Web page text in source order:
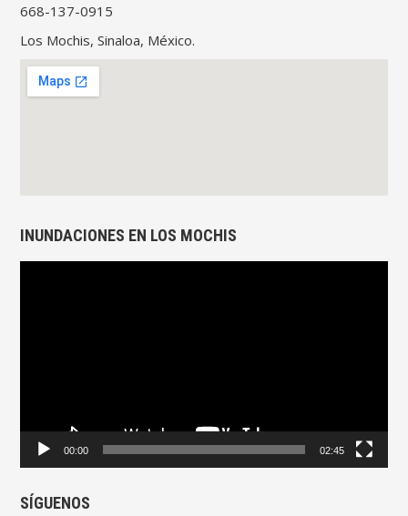
668-137-0915
Los Mochis, Sinaloa, México.
INUNDACIONES EN LOS MOCHIS
00:00 02:45
SÍGUENOS